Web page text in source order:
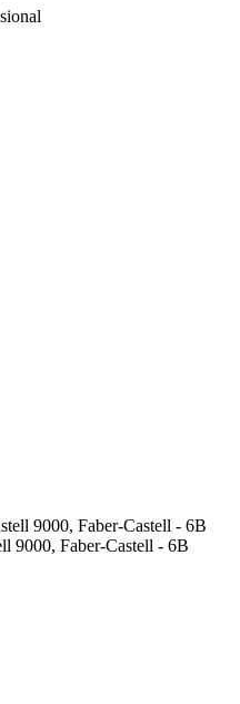
9000, Faber-Castell - 6B